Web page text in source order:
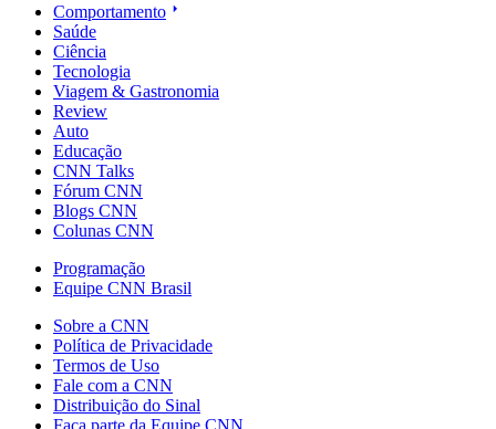
Comportamento
Saúde
Ciência
Tecnologia
Viagem & Gastronomia
Review
Auto
Educação
CNN Talks
Fórum CNN
Blogs CNN
Colunas CNN
Programação
Equipe CNN Brasil
Sobre a CNN
Política de Privacidade
Termos de Uso
Fale com a CNN
Distribuição do Sinal
Faça parte da Equipe CNN